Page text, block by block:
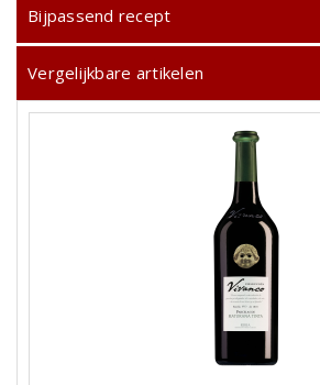
Bijpassend recept
Vergelijkbare artikelen